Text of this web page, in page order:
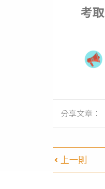
考取
分享文章：
上一則